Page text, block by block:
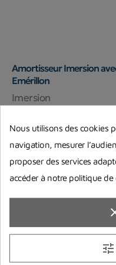
Amortisseur Imersion
Emérillon
Imersion
Prix
En stock magasin
Nous utilisons des cookies
navigation, mesurer
proposer des services
accéder à notre politique
tune